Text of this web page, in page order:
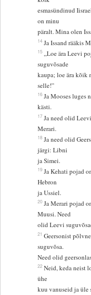
esmasündinud
on minu
päralt. Mina olen
14 Ja Issand rääkis
15 „Loe ära Leevi
suguvõsade
kaupa; loe ära kõik
selle!”
16 Ja Mooses luges
kästi.
17 Ja need olid
Merari.
18 Ja need olid
järgi: Libni
ja Simei.
19 Ja Kehati pojad
Hebron
ja Ussiel.
20 Ja Merari pojad
Muusi. Need
olid Leevi
21 Geersonist
suguvõsa.
Need olid
22 Neid, keda neist
ühe
kuu vanuseid ja üle